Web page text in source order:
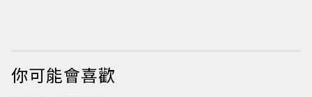
你可能會喜歡